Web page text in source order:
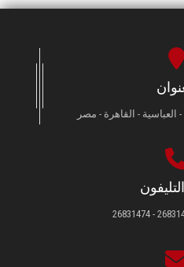
العباسية - القاهرة - مصر